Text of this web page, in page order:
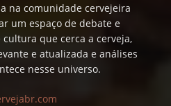
na comunidade cervejeira
um espaço de debate e
que cerca a cerveja,
e atualizada e análises
nesse universo.